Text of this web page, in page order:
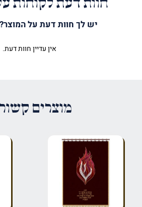
חוות דעת לקוחות
יש לך חוות דעת על המוצר?
הביקורת שלך
אין עדיין חוות דעת.
מוצרים